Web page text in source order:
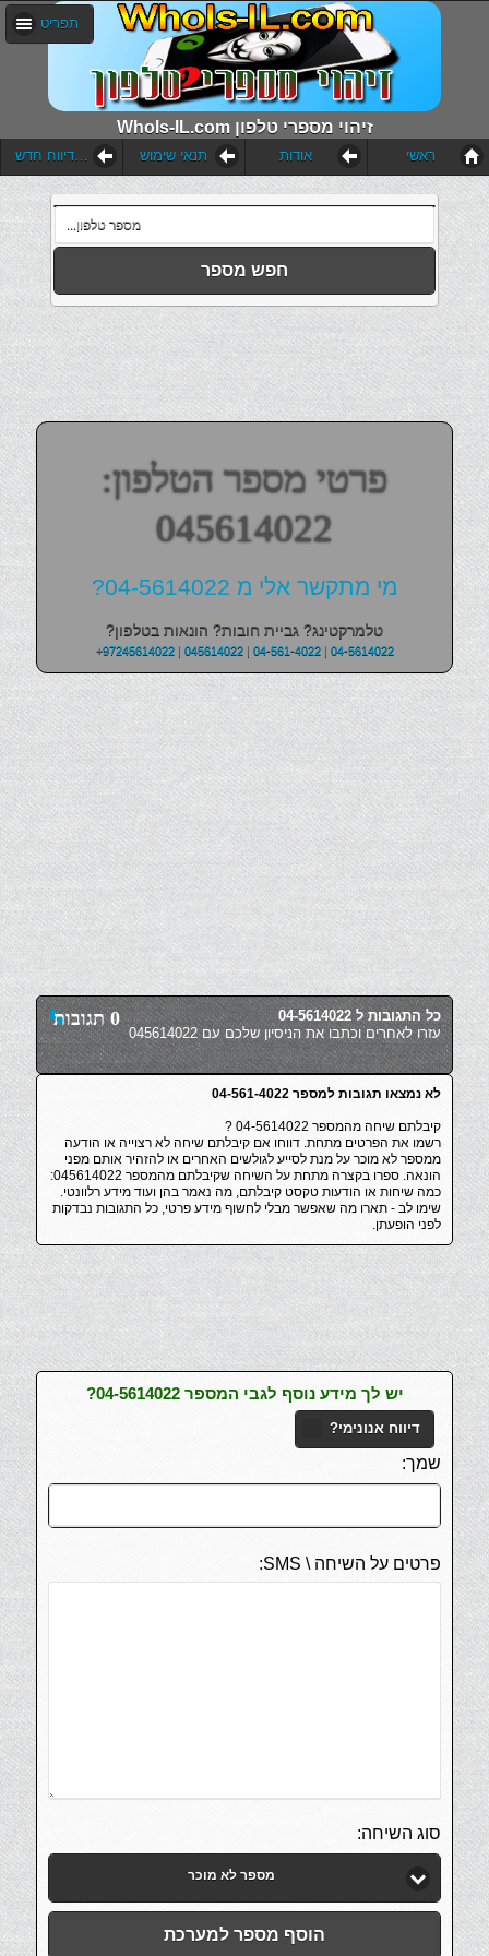
WhoIs-IL.com זיהוי מספרי טלפון
תפריט
הוסף דיווח חדש תנאי שימוש אודות ראשי
חפש מספר
פרטי מספר הטלפון:
045614022
מי מתקשר אלי מ 04-5614022?
טלמרקטינג? גביית חובות? הונאות בטלפון?
+97245614022| 045614022| 04-561-4022| 04-5614022
0 תגובות
כל התגובות ל 04-5614022
עזרו לאחרים וכתבו את הניסיון שלכם עם 045614022
לא נמצאו תגובות למספר 04-561-4022
קיבלתם שיחה מהמספר 04-5614022 ?
רשמו את הפרטים מתחת. דווחו אם קיבלתם שיחה לא רצוייה או הודעה
ממספר לא מוכר על מנת לסייע לגולשים האחרים או להזהיר אותם מפני
הונאה. ספרו בקצרה מתחת על השיחה שקיבלתם מהמספר 045614022:
כמה שיחות או הודעות טקסט קיבלתם, מה נאמר בהן ועוד מידע רלוונטי.
שימו לב - תארו מה שאפשר מבלי לחשוף מידע פרטי, כל התגובות נבדקות
לפני הופעתן.
יש לך מידע נוסף לגבי המספר 04-5614022?
דיווח אנונימי?
שמך:
פרטים על השיחה \ SMS:
סוג השיחה:
מספר לא מוכר
הוסף מספר למערכת